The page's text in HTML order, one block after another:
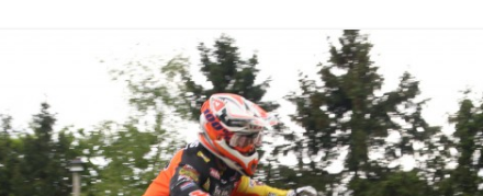
FOTO’S SEPTEMBER 2024
FOTO’S MAART 2025
FOTO’S OKTOBER 2025